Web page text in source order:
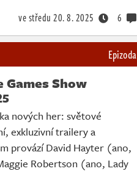
ve středu 20. 8. 2025 6
Epizoda
Games Show
nových her: světové
exkluzivní trailery a
provází David Hayter (ano,
Robertson (ano, Lady